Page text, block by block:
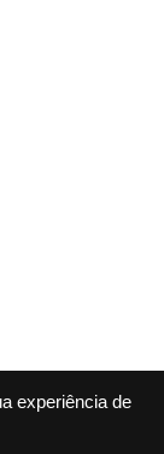
experiência de